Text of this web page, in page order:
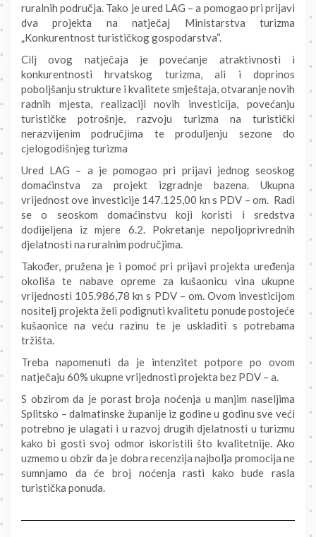
ruralnih područja. Tako je ured LAG – a pomogao pri prijavi
dva projekta na natječaj Ministarstva turizma
„Konkurentnost turističkog gospodarstva“.
Cilj ovog natječaja je povećanje atraktivnosti i
konkurentnosti hrvatskog turizma, ali i doprinos
poboljšanju strukture i kvalitete smještaja, otvaranje novih
radnih mjesta, realizaciji novih investicija, povećanju
turističke potrošnje, razvoju turizma na turistički
nerazvijenim područjima te produljenju sezone do
cjelogodišnjeg turizma
Ured LAG – a je pomogao pri prijavi jednog seoskog
domaćinstva za projekt izgradnje bazena. Ukupna
vrijednost ove investicije 147.125,00 kn s PDV – om. Radi
se o seoskom domaćinstvu koji koristi i sredstva
dodijeljena iz mjere 6.2. Pokretanje nepoljoprivrednih
djelatnosti na ruralnim područjima.
Također, pružena je i pomoć pri prijavi projekta uređenja
okoliša te nabave opreme za kušaonicu vina ukupne
vrijednosti 105.986,78 kn s PDV – om. Ovom investicijom
nositelj projekta želi podignuti kvalitetu ponude postojeće
kušaonice na veću razinu te je uskladiti s potrebama
tržišta.
Treba napomenuti da je intenzitet potpore po ovom
natječaju 60% ukupne vrijednosti projekta bez PDV – a.
S obzirom da je porast broja noćenja u manjim naseljima
Splitsko – dalmatinske županije iz godine u godinu sve veći
potrebno je ulagati i u razvoj drugih djelatnosti u turizmu
kako bi gosti svoj odmor iskoristili što kvalitetnije. Ako
uzmemo u obzir da je dobra recenzija najbolja promocija ne
sumnjamo da će broj noćenja rasti kako bude rasla
turistička ponuda.